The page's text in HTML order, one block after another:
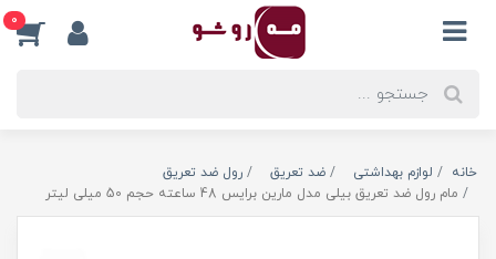
0
خانه لوازم بهداشتی ضد تعریق
رول ضد تعریق
مام رول ضد تعریق بیلی مدل مارین برایس 48 ساعته حجم 50 میلی لیتر